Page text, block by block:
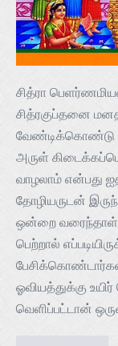
சித்ரா
சித்ரகுப்தனை
வேண்டிக்கொண்டு
அருள்
வாழலாம் என்பது
தோழியருடன்
ஒன்றை வரைந்தாள்.
பெற்றால்
ஓவியத்துக்கு
வெளிப்பட்டான்